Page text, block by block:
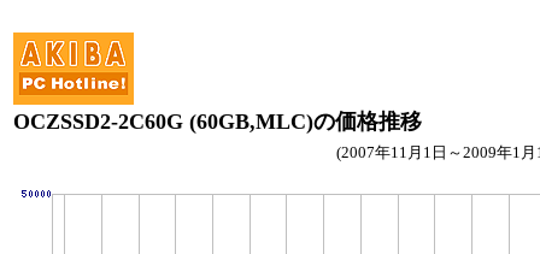
OCZSSD2-2C60G (60GB,MLC)の価格推移
(2007年11月1日～2009年1月